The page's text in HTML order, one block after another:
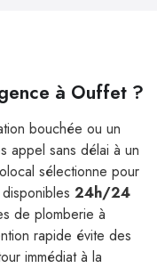
à Ouffet ?
bouchée ou un
appel sans délai à un
sélectionne pour
24h/24
de plomberie à
rapide évite des
immédiat à la